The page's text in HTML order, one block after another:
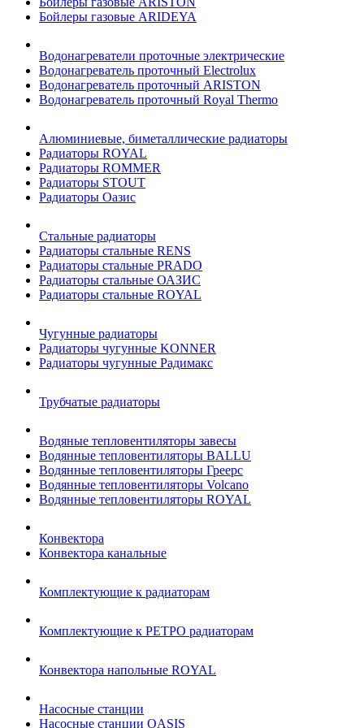
Бойлеры газовые ARIDEYA
Водонагреватели проточные электрические
Водонагреватель проточный Electrolux
Водонагреватель проточный ARISTON
Водонагреватель проточный Royal Thermo
Алюминиевые, биметаллические радиаторы
Радиаторы ROYAL
Радиаторы ROMMER
Радиаторы STOUT
Радиаторы Оазис
Стальные радиаторы
Радиаторы стальные RENS
Радиаторы стальные PRADO
Радиаторы стальные ОАЗИС
Радиаторы стальные ROYAL
Чугунные радиаторы
Радиаторы чугунные KONNER
Радиаторы чугунные Радимакс
Трубчатые радиаторы
Водяные тепловентиляторы завесы
Водянные тепловентиляторы BALLU
Водянные тепловентиляторы Греерс
Водянные тепловентиляторы Volcano
Водянные тепловентиляторы ROYAL
Конвектора
Конвектора канальные
Комплектующие к радиаторам
Комплектующие к РЕТРО радиаторам
Конвектора напольные ROYAL
Насосные станции
Насосные станции OASIS